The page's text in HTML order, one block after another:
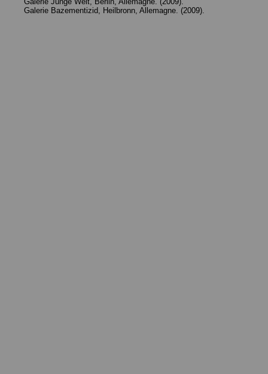
Galerie Bazementizid, Heilbronn, Allemagne. (2009).